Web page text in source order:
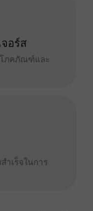
อร์ส
ภคภัณฑ์และ
ำเร็จในการ